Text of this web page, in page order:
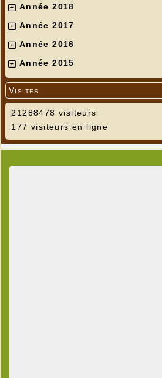
Année 2018
Année 2017
Année 2016
Année 2015
Visites
21288478 visiteurs
177 visiteurs en ligne